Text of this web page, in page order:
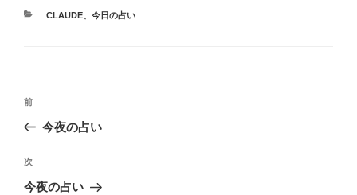
カ
CLAUDE、 今日の占い
投
ビ
ゲ
前
の
稿
前
今夜の占い
次
の
次
今夜の占い